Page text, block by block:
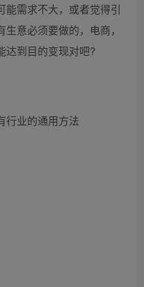
能需求不大，或者觉得引
意必须要做的，电商，
达到目的变现对吧?
行业的通用方法